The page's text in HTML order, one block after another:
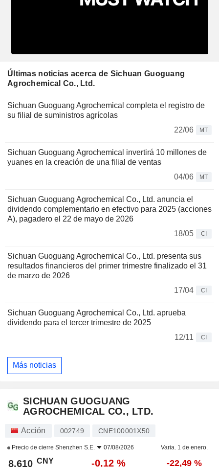
Últimas noticias acerca de Sichuan Guoguang
Agrochemical Co., Ltd.
Sichuan Guoguang Agrochemical completa el registro de
su filial de suministros agrícolas
22/06
MT
Sichuan Guoguang Agrochemical invertirá 10 millones de
yuanes en la creación de una filial de ventas
04/06
MT
Sichuan Guoguang Agrochemical Co., Ltd. anuncia el
dividendo complementario en efectivo para 2025 (acciones
A), pagadero el 22 de mayo de 2026
18/05
CI
Sichuan Guoguang Agrochemical Co., Ltd. presenta sus
resultados financieros del primer trimestre finalizado el 31
de marzo de 2026
17/04
CI
Sichuan Guoguang Agrochemical Co., Ltd. aprueba
dividendo para el tercer trimestre de 2025
12/11
CI
Más noticias
SICHUAN GUOGUANG
AGROCHEMICAL CO., LTD.
Acción 002749 CNE100001X50
Precio de cierre Shenzhen S.E. 07/08/2026 Varia. 1 de enero.
8,610 CNY -0,12 % -22,49 %